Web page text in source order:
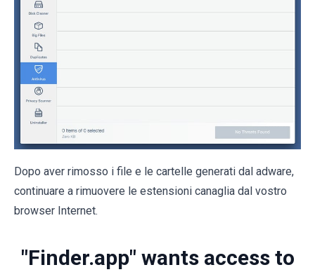
Dopo aver rimosso i file e le cartelle generati dal adware,
continuare a rimuovere le estensioni canaglia dal vostro
browser Internet.
"Finder.app" wants access to